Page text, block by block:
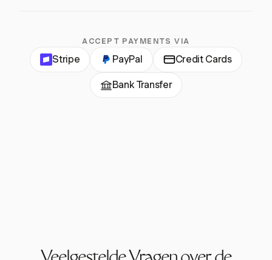
ACCEPT PAYMENTS VIA
Stripe PayPal Credit Cards
Bank Transfer